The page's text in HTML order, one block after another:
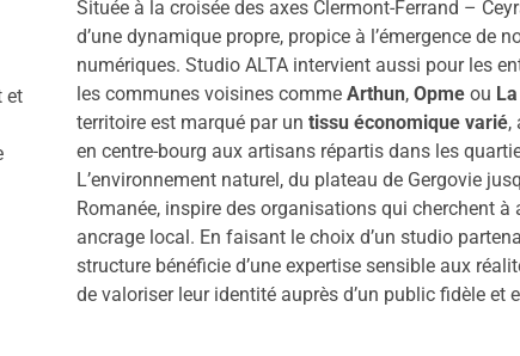
et
Située à la croisée des axes Clermont-Ferrand –
d’une dynamique propre, propice à l’émergence de
numériques. Studio ALTA intervient aussi pour les
les communes voisines comme Arthun, Opme ou
territoire est marqué par un tissu économique varié,
en centre-bourg aux artisans répartis dans les
L’environnement naturel, du plateau de Gergovie
Romanée, inspire des organisations qui cherchent à
ancrage local. En faisant le choix d’un studio
structure bénéficie d’une expertise sensible aux
de valoriser leur identité auprès d’un public fidèle et